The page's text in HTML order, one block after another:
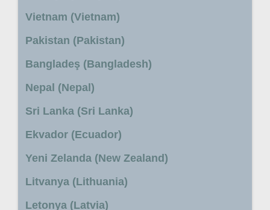
Vietnam (Vietnam)
Pakistan (Pakistan)
Bangladeş (Bangladesh)
Nepal (Nepal)
Sri Lanka (Sri Lanka)
Ekvador (Ecuador)
Yeni Zelanda (New Zealand)
Litvanya (Lithuania)
Letonya (Latvia)